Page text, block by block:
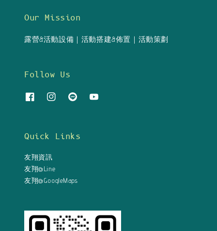
Our Mission
露營&活動設備｜活動搭建&佈置｜活動策劃
Follow Us
Quick Links
友翔資訊
友翔@Line
友翔@GoogleMaps